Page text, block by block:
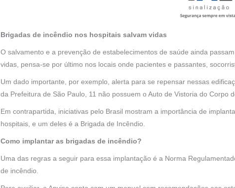
Brigadas de incêndio nos hospitais salvam vidas
O salvamento e a prevenção de estabelecimentos de saúde ainda
vidas, pensa-se por último nos locais onde pacientes e passantes,
Um dado importante, por exemplo, alerta para se repensar nessas
da Prefeitura de São Paulo, 11 não possuem o Auto de Vistoria do Corpo
Em contrapartida, iniciativas pelo Brasil mostram a importância de
hospitais, e um deles é a Brigada de Incêndio.
Como implantar as brigadas de incêndio?
Uma das regras a seguir para essa implantação é a Norma
de incêndio.